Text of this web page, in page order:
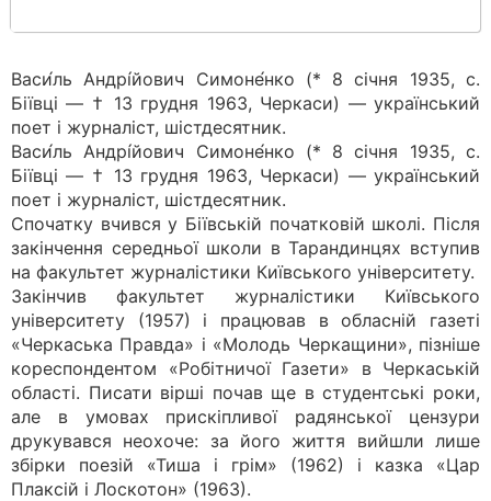
Васи́ль Андрі́йович Симоне́нко (* 8 січня 1935, с.
Біївці — † 13 грудня 1963, Черкаси) — український
поет і журналіст, шістдесятник.
Васи́ль Андрі́йович Симоне́нко (* 8 січня 1935, с.
Біївці — † 13 грудня 1963, Черкаси) — український
поет і журналіст, шістдесятник.
Спочатку вчився у Біївській початковій школі. Після
закінчення середньої школи в Тарандинцях вступив
на факультет журналістики Київського університету.
Закінчив факультет журналістики Київського
університету (1957) і працював в обласній газеті
«Черкаська Правда» і «Молодь Черкащини», пізніше
кореспондентом «Робітничої Газети» в Черкаській
області. Писати вірші почав ще в студентські роки,
але в умовах прискіпливої радянської цензури
друкувався неохоче: за його життя вийшли лише
збірки поезій «Тиша і грім» (1962) і казка «Цар
Плаксій і Лоскотон» (1963).